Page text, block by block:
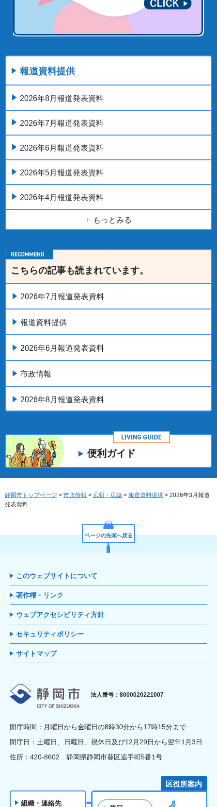
報道資料提供
2026年8月報道発表資料
2026年7月報道発表資料
2026年6月報道発表資料
2026年5月報道発表資料
2026年4月報道発表資料
もっとみる
こちらの記事も読まれています。
2026年7月報道発表資料
報道資料提供
2026年6月報道発表資料
市政情報
2026年8月報道発表資料
便利ガイド
静岡市トップページ > 市政情報 > 広報・広聴 > 報道資料提供 > 2026年3月報道
発表資料
ページの先頭へ戻る
このウェブサイトについて
著作権・リンク
ウェブアクセシビリティ方針
セキュリティポリシー
サイトマップ
静岡市
法人番号：8000020221007
開庁時間：月曜日から金曜日の8時30分から17時15分まで
閉庁日：土曜日、日曜日、祝休日及び12月29日から翌年1月3日
住所：420-8602 静岡県静岡市葵区追手町5番1号
組織・連絡先
区役所案内